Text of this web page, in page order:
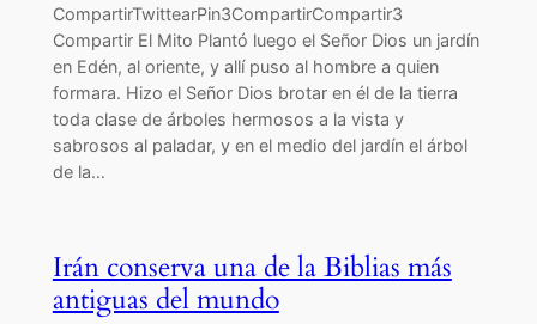
CompartirTwittearPin3CompartirCompartir3
Compartir El Mito Plantó luego el Señor Dios un jardín
en Edén, al oriente, y allí puso al hombre a quien
formara. Hizo el Señor Dios brotar en él de la tierra
toda clase de árboles hermosos a la vista y
sabrosos al paladar, y en el medio del jardín el árbol
de la…
Irán conserva una de la Biblias más
antiguas del mundo